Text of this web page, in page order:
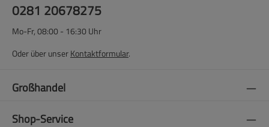
0281 20678275
Mo-Fr, 08:00 - 16:30 Uhr
Oder über unserKontaktformular.
Großhandel
Shop-Service